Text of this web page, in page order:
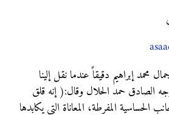
محمد إبراهيم دقيقاً عندما نقل إلينا
الصادق حمد الحلال وقال:( إنه قلق
الحساسية المفرطة، المعاناة التي يكابدها